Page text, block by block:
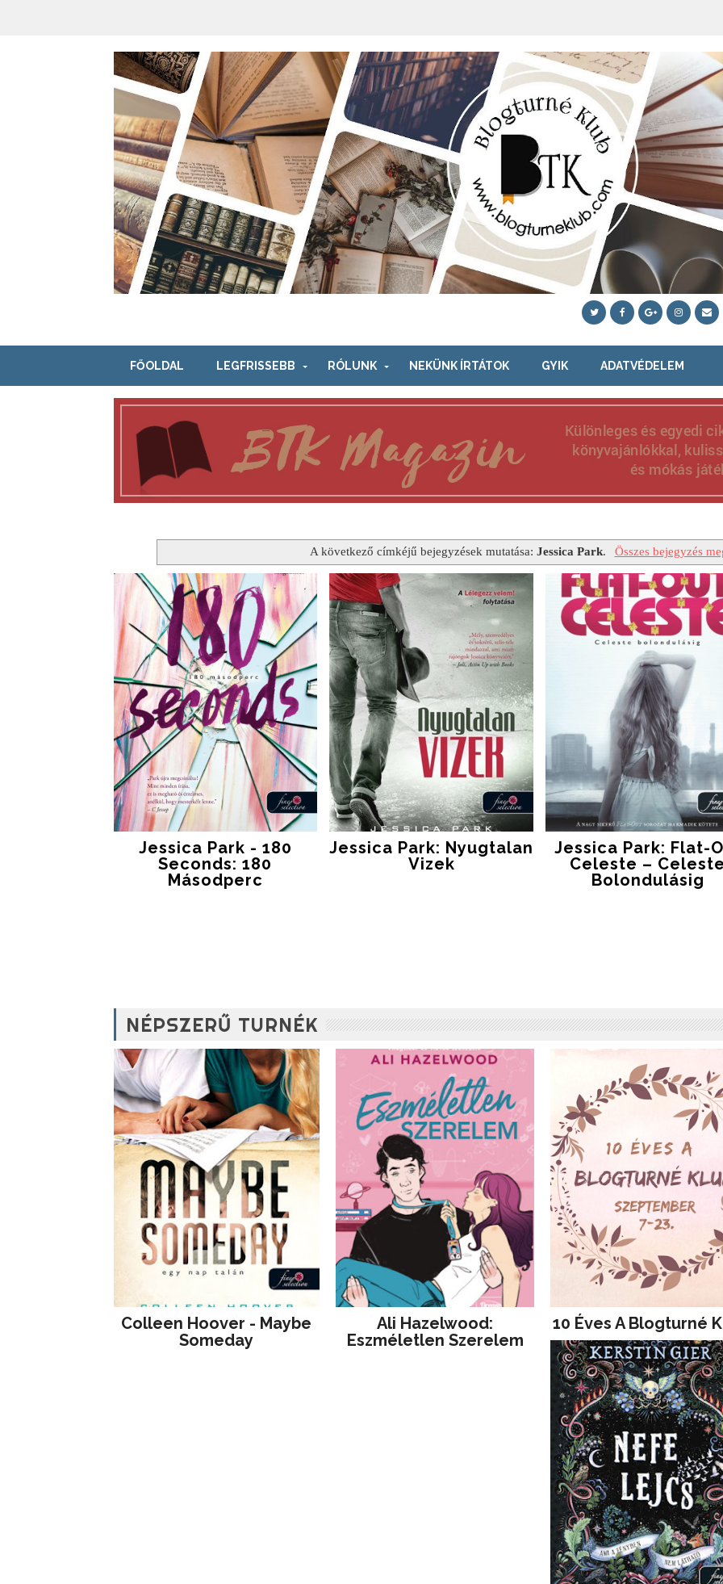
FŐOLDAL LEGFRISSEBB RÓLUNK NEKÜNK ÍRTÁTOK GYIK ADATVÉDELEM
A következő címkéjű bejegyzések mutatása:Jessica Park. Összes bejegyzés
Jessica Park - 180
Seconds: 180
Másodperc
Jessica Park: Nyugtalan
Vizek
Jessica Park: Flat-
Celeste –
Bolondulásig
NÉPSZERŰ TURNÉK
Colleen Hoover - Maybe
Someday
Ali Hazelwood:
Eszméletlen Szerelem
10 Éves A Blogturné